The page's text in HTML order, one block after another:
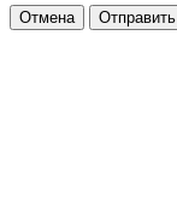
Отмена